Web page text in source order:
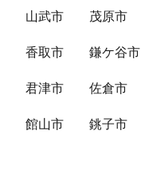
山武市 茂原市
香取市 鎌ケ谷市
君津市 佐倉市
館山市 銚子市